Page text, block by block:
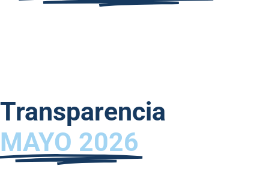
Transparencia
MAYO 2026